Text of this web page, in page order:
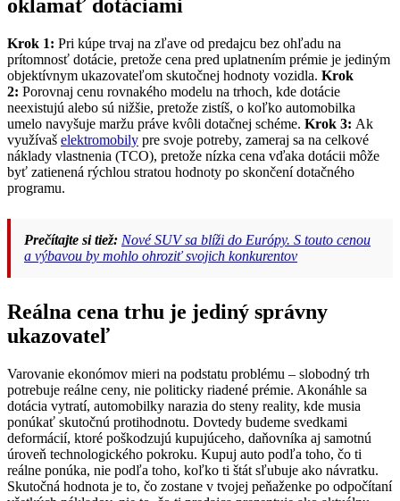
oklamať dotáciami
Krok 1: Pri kúpe trvaj na zľave od predajcu bez ohľadu na
prítomnosť dotácie, pretože cena pred uplatnením prémie je jediným
objektívnym ukazovateľom skutočnej hodnoty vozidla. Krok
2: Porovnaj cenu rovnakého modelu na trhoch, kde dotácie
neexistujú alebo sú nižšie, pretože zistíš, o koľko automobilka
umelo navyšuje maržu práve kvôli dotačnej schéme. Krok 3: Ak
využívaš elektromobily pre svoje potreby, zameraj sa na celkové
náklady vlastnenia (TCO), pretože nízka cena vďaka dotácii môže
byť zatienená rýchlou stratou hodnoty po skončení dotačného
programu.
Prečítajte si tiež: Nové SUV sa blíži do Európy. S touto cenou
a výbavou by mohlo ohroziť svojich konkurentov
Reálna cena trhu je jediný správny
ukazovateľ
Varovanie ekonómov mieri na podstatu problému – slobodný trh
potrebuje reálne ceny, nie politicky riadené prémie. Akonáhle sa
dotácia vytratí, automobilky narazia do steny reality, kde musia
ponúkať skutočnú protihodnotu. Dovtedy budeme svedkami
deformácií, ktoré poškodzujú kupujúceho, daňovníka aj samotnú
úroveň technologického pokroku. Kupuj auto podľa toho, čo ti
reálne ponúka, nie podľa toho, koľko ti štát sľubuje ako návratku.
Skutočná hodnota je to, čo zostane v tvojej peňaženke po odpočítaní